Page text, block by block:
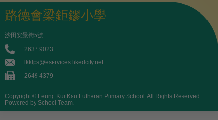
路德會梁鉅鏐小學
沙田安景街5號
2637 9023
lkklps@eservices.hkedcity.net
2649 4379
Copyright © Leung Kui Kau Lutheran Primary School. All Rights Reserved.
Powered by School Team.